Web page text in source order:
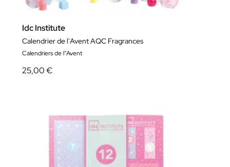
Idc Institute
Calendrier de l'Avent AQC Fragrances
Calendriers de l''Avent
25,00 €